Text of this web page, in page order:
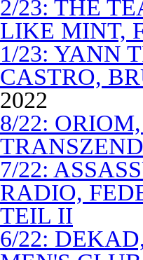
2/23: THE
LIKE MINT,
1/23: YANN
CASTRO,
2022
8/22:
7/22:
RADIO,
TEIL II
6/22: